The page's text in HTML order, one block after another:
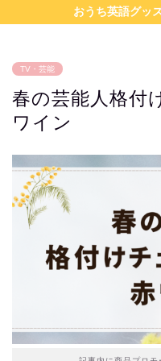
おうち英語グッ
TV・芸能
春の芸能人格付
ワイン